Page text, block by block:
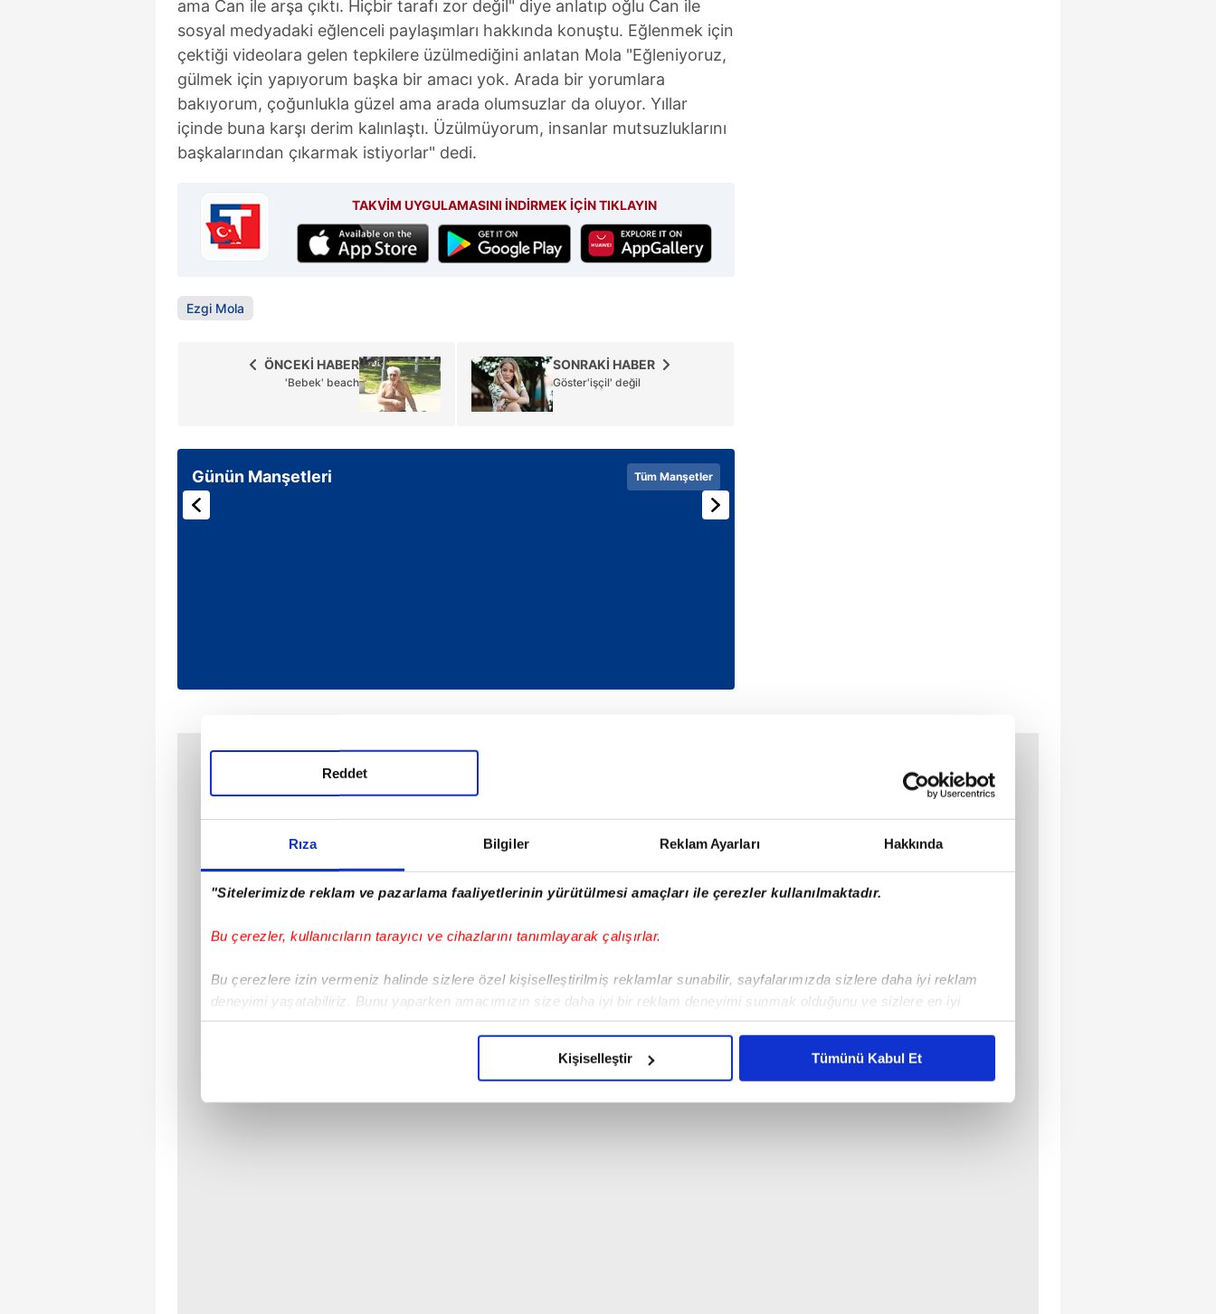
Rıza Bilgiler Reklam Ayarları Hakkında
"Sitelerimizde reklam ve pazarlama faaliyetlerinin yürütülmesi amaçları ile çerezler kullanılmaktadır.
Bu çerezler, kullanıcıların tarayıcı ve cihazlarını tanımlayarak çalışırlar.
Bu çerezlere izin vermeniz halinde sizlere özel kişiselleştirilmiş reklamlar sunabilir, sayfalarımızda sizlere daha iyi reklam
deneyimi yaşatabiliriz. Bunu yaparken amacımızın size daha iyi bir reklam deneyimi sunmak olduğunu ve sizlere en iyi
içerikleri sunabilmek adına elimizden gelen çabayı gösterdiğimizi ve bu noktada, reklamların maliyetlerimizi karşılamak
Reddet
Kişiselleştir Tümünü Kabul Et
ama Can ile arşa çıktı. Hiçbir tarafı zor değil" diye anlatıp oğlu Can ile
sosyal medyadaki eğlenceli paylaşımları hakkında konuştu. Eğlenmek için
çektiği videolara gelen tepkilere üzülmediğini anlatan Mola "Eğleniyoruz,
gülmek için yapıyorum başka bir amacı yok. Arada bir yorumlara
bakıyorum, çoğunlukla güzel ama arada olumsuzlar da oluyor. Yıllar
içinde buna karşı derim kalınlaştı. Üzülmüyorum, insanlar mutsuzluklarını
başkalarından çıkarmak istiyorlar" dedi.
TAKVİM UYGULAMASINI İNDİRMEK İÇİN TIKLAYIN
Ezgi Mola
SONRAKİ HABER
Göster'işçil' değil
ÖNCEKİ HABER
'Bebek' beach
Günün Manşetleri Tüm Manşetler